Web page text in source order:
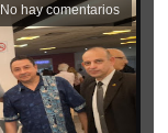
No hay comentarios